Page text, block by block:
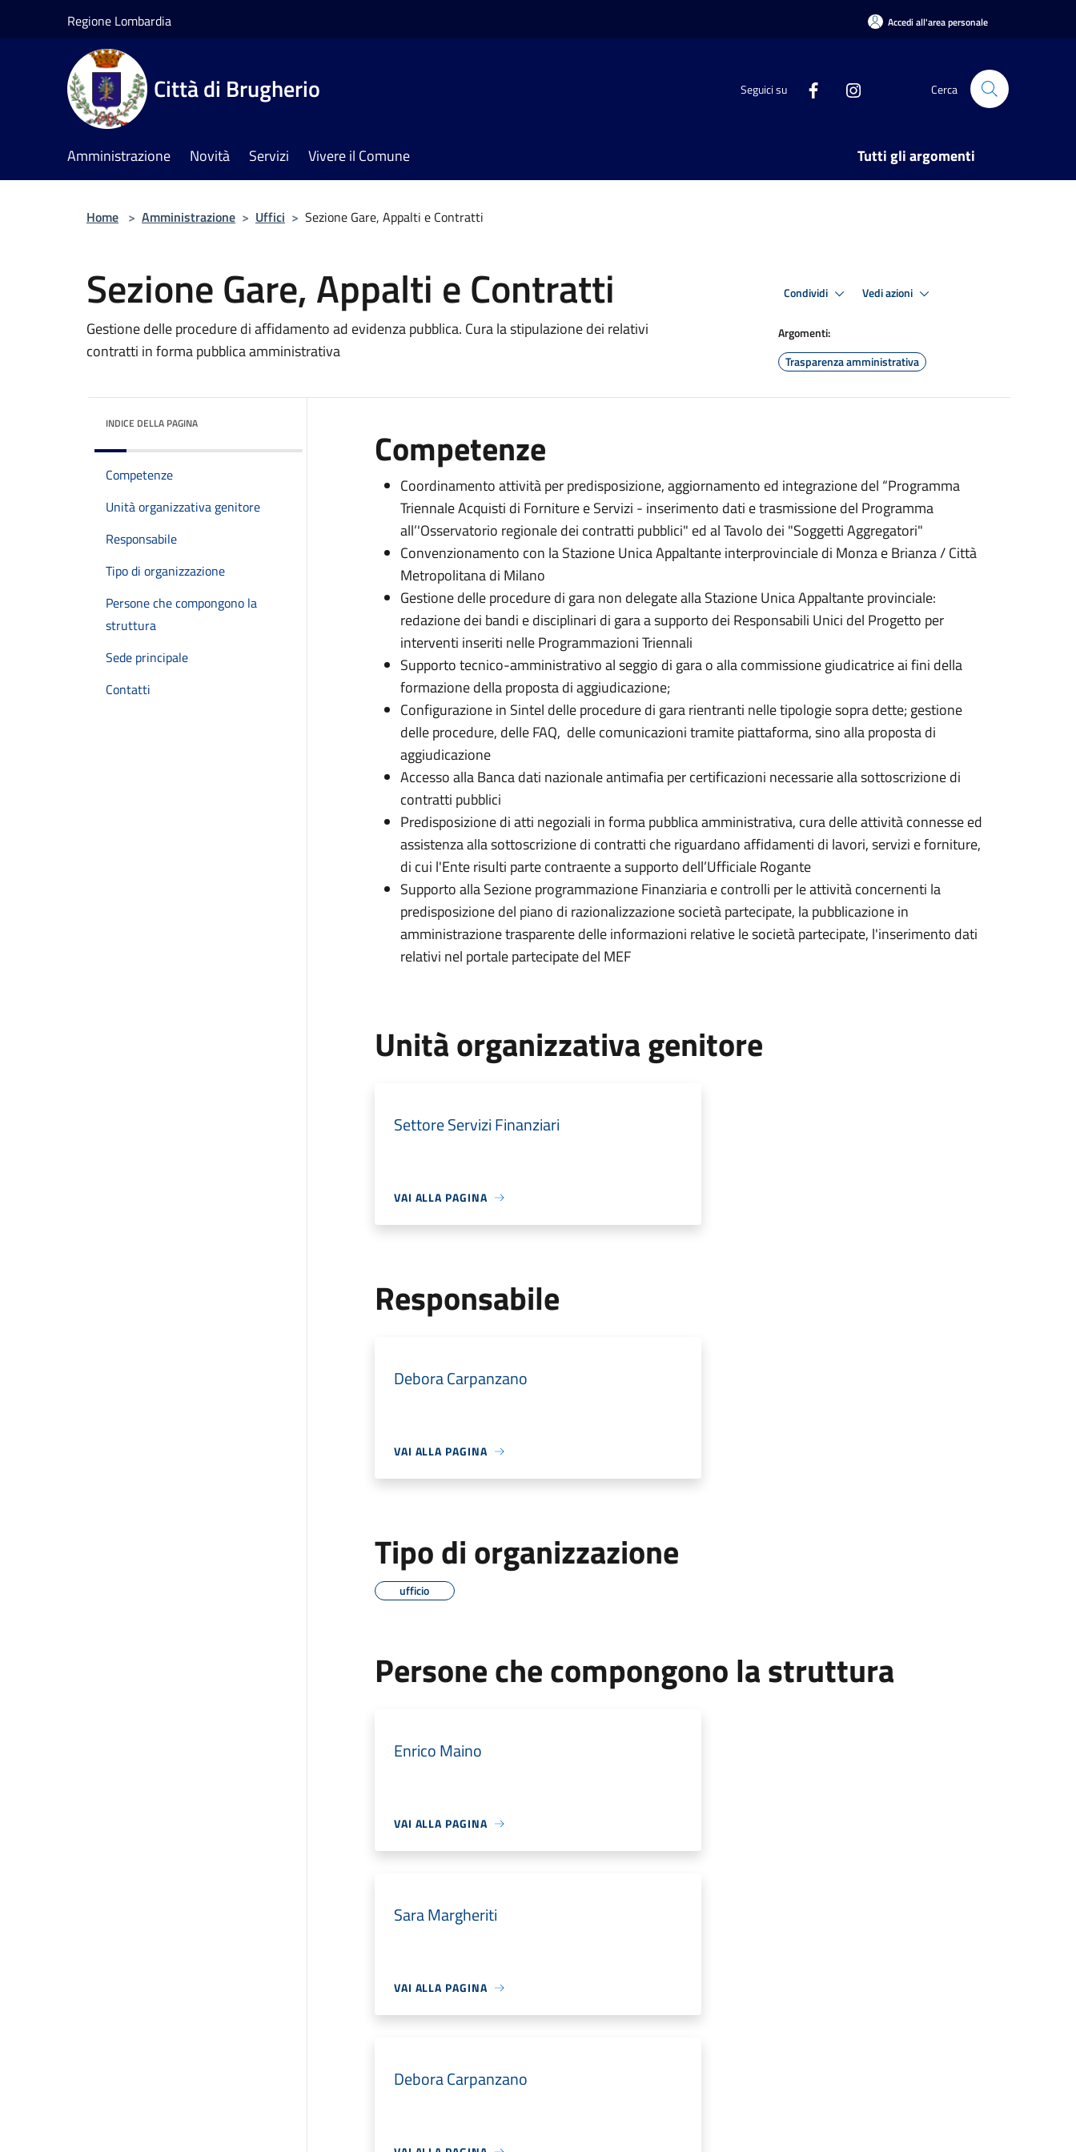
Regione Lombardia Accedi all'area personale
Città di Brugherio Seguici su Cerca
Amministrazione Novità Servizi Vivere il Comune Tutti gli argomenti
Home > Amministrazione > Uffici > Sezione Gare, Appalti e Contratti
Sezione Gare, Appalti e Contratti
Gestione delle procedure di affidamento ad evidenza pubblica. Cura la stipulazione dei relativi
contratti in forma pubblica amministrativa
Condividi Vedi azioni
Argomenti:
Trasparenza amministrativa
INDICE DELLA PAGINA
Competenze
Unità organizzativa genitore
Responsabile
Tipo di organizzazione
Persone che compongono la
struttura
Sede principale
Contatti
Competenze
Coordinamento attività per predisposizione, aggiornamento ed integrazione del “Programma
Triennale Acquisti di Forniture e Servizi - inserimento dati e trasmissione del Programma
all’'Osservatorio regionale dei contratti pubblici" ed al Tavolo dei "Soggetti Aggregatori"
Convenzionamento con la Stazione Unica Appaltante interprovinciale di Monza e Brianza / Città
Metropolitana di Milano
Gestione delle procedure di gara non delegate alla Stazione Unica Appaltante provinciale:
redazione dei bandi e disciplinari di gara a supporto dei Responsabili Unici del Progetto per
interventi inseriti nelle Programmazioni Triennali
Supporto tecnico-amministrativo al seggio di gara o alla commissione giudicatrice ai fini della
formazione della proposta di aggiudicazione;
Configurazione in Sintel delle procedure di gara rientranti nelle tipologie sopra dette; gestione
delle procedure, delle FAQ, delle comunicazioni tramite piattaforma, sino alla proposta di
aggiudicazione
Accesso alla Banca dati nazionale antimafia per certificazioni necessarie alla sottoscrizione di
contratti pubblici
Predisposizione di atti negoziali in forma pubblica amministrativa, cura delle attività connesse ed
assistenza alla sottoscrizione di contratti che riguardano affidamenti di lavori, servizi e forniture,
di cui l'Ente risulti parte contraente a supporto dell’Ufficiale Rogante
Supporto alla Sezione programmazione Finanziaria e controlli per le attività concernenti la
predisposizione del piano di razionalizzazione società partecipate, la pubblicazione in
amministrazione trasparente delle informazioni relative le società partecipate, l'inserimento dati
relativi nel portale partecipate del MEF
Unità organizzativa genitore
Settore Servizi Finanziari
VAI ALLA PAGINA
Responsabile
Debora Carpanzano
VAI ALLA PAGINA
Tipo di organizzazione
ufficio
Persone che compongono la struttura
Enrico Maino
VAI ALLA PAGINA
Sara Margheriti
VAI ALLA PAGINA
Debora Carpanzano